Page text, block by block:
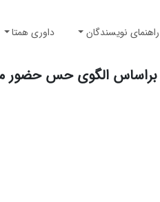
راهنمای نویسندگان داوری همتا
نور براساس الگوی حس